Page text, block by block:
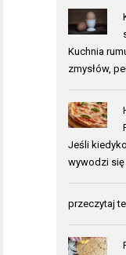
Kuchnia
zmysłów,
Jeśli
wywodzi się
przeczytaj